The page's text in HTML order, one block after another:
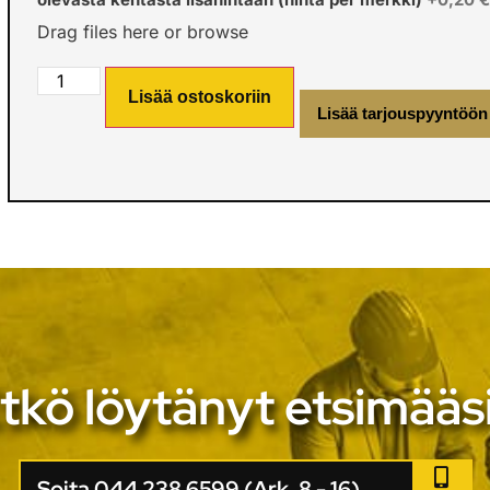
Drag files here or browse
Lisää ostoskoriin
Lisää tarjouspyyntöön
löytänyt